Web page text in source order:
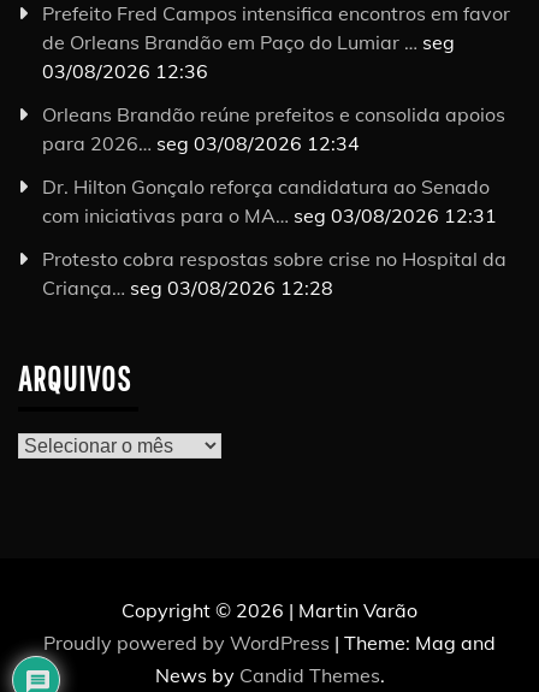
Prefeito Fred Campos intensifica encontros em favor
de Orleans Brandão em Paço do Lumiar … seg
03/08/2026 12:36
Orleans Brandão reúne prefeitos e consolida apoios
para 2026… seg 03/08/2026 12:34
Dr. Hilton Gonçalo reforça candidatura ao Senado
com iniciativas para o MA… seg 03/08/2026 12:31
Protesto cobra respostas sobre crise no Hospital da
Criança… seg 03/08/2026 12:28
ARQUIVOS
Arquivos
Copyright © 2026 | Martin Varão
Proudly powered by WordPress | Theme: Mag and
News by Candid Themes.